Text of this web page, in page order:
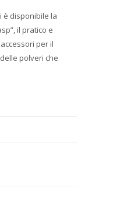
è disponibile la
il pratico e
per il
polveri che